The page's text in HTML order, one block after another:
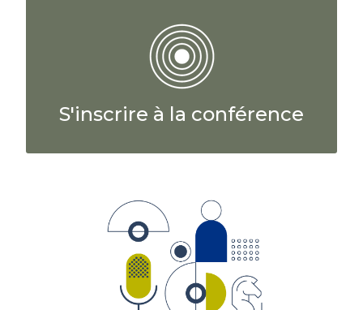
S'inscrire à la conférence